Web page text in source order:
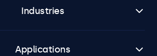
Industries
Applications